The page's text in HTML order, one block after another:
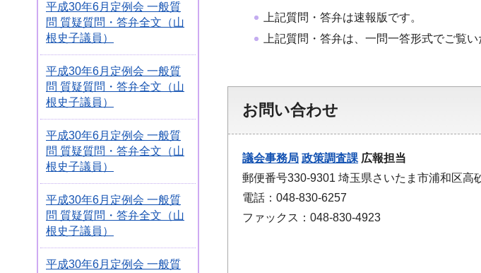
平成30年6月定例会 一般質
問 質疑質問・答弁全文（山
根史子議員）
平成30年6月定例会 一般質
問 質疑質問・答弁全文（山
根史子議員）
平成30年6月定例会 一般質
問 質疑質問・答弁全文（山
根史子議員）
平成30年6月定例会 一般質
問 質疑質問・答弁全文（山
根史子議員）
平成30年6月定例会 一般質
上記質問・答弁は速報版です。
上記質問・答弁は、一問一答形式でご覧
お問い合わせ
議会事務局 政策調査課 広報担当
郵便番号330-9301 埼玉県さいたま市浦和区高
電話：048-830-6257
ファックス：048-830-4923